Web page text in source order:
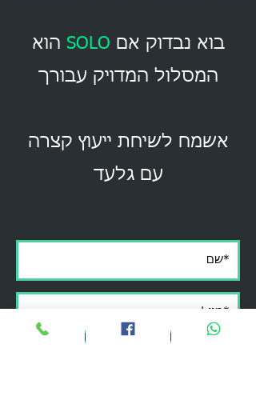
בוא נבדוק אם SOLO הוא
המסלול המדויק עבורך
אשמח לשיחת ייעוץ קצרה
עם גלעד